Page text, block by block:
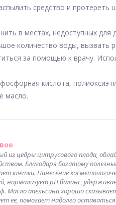
средство и протереть
в местах, недоступных для
количество воды, вызвать
за помощью к врачу.
кислота,
масло.
из цедры цитрусового плода,
Благодаря богатому
клетки. Нанесение
нормализует рН баланс,
Масло апельсина хорошо
ее, помогает надолго